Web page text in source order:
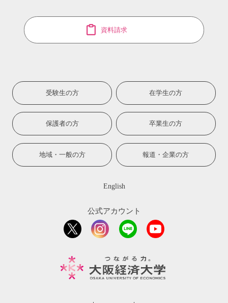
資料請求
受験生の方 在学生の方
保護者の方 卒業生の方
地域・一般の方 報道・企業の方
English
公式アカウント